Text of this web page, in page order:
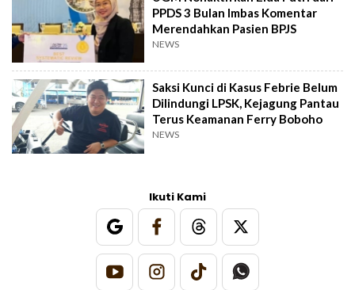
PPDS 3 Bulan Imbas Komentar
Merendahkan Pasien BPJS
NEWS
Saksi Kunci di Kasus Febrie Belum
Dilindungi LPSK, Kejagung Pantau
Terus Keamanan Ferry Boboho
NEWS
Ikuti Kami